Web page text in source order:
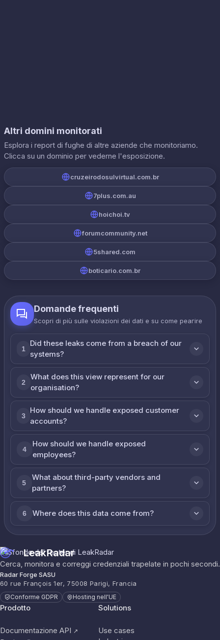
Altri domini monitorati
Esplora i report di fughe di altre aziende che monitoriamo.
Clicca su un dominio per vederne l'esposizione.
cruzeirodosulvirtual.com.br
7plus.com.au
hoichoi.tv
forumcommunity.net
5shared.com
boticario.com.br
Domande frequenti
Scopri di più sulle violazioni dei dati e su come реагire
1
Did these leaks come from a breach of our
systems?
2
What does this view represent for our
organisation?
3
How should we handle exposed customer
accounts?
4
How should we handle exposed
employees?
5
What about third-party vendors and
partners?
6 Where does this data come from?
LeakRadar
Cerca, monitora e correggi credenziali trapelate in pochi secondi.
Radar Forge SASU
60 rue François 1er, 75008 Parigi, Francia
Conforme GDPR Hosting nell'UE
Prodotto
Documentazione API ↗
Solutions
Use cases